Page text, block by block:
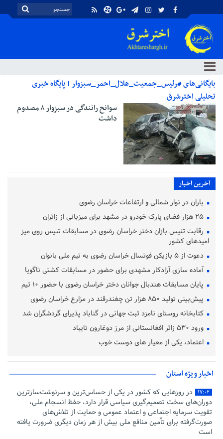
بایگانی‌های #رئیس_جمعیت_هلال_احمر_سبزوار | پایگاه خبری
تحلیلی اخترشرق
سوانح رانندگی در سبزوار ۸ مصدوم
داشت
آخرین اخبار
باران در نوار شمالی و ارتفاعات خراسان رضوی
رقابت تنیس بازان دختر خراسان رضوی در مسابقات تنیس روی میز
امیدهای کشور
دعوت از ۵ بازیکن فوتسال خراسان رضوی به تیم ملی بانوان
آماده‌ سازی آزادکار مشهدی برای حضور در مسابقات کشتی ناگویا
پایان مسابقات هندبال جوانان دختر خراسان رضوی با حضور ۱۰ تیم
پیش‌بینی تولید ۸۵۰ هزار تن چغندرقند در مزارع خراسان رضوی
کتابخانه روستای نامزد ثبت جهانی در گناباد پذیرای گردشگران شد
ورود ۵۳۰ زائر افغانستانی از مرز دوغارون تایباد
اعتماد، یکی از معیار های دوست خوب
اخبار ویژه استان
۱۷:۰۲
در روزهایی که کشور در یکی از حساس‌ترین و سرنوشت‌سازترین
دوران‌های سخت تصمیم‌گیری سیاسی قرار دارد، حفظ انسجام ملی،
تقویت سرمایه اجتماعی و اعتماد عمومی و حمایت از تلاش‌های
صورت‌گرفته برای تأمین منافع ملی بیش از هر زمان دیگری ضرورت یافته
است